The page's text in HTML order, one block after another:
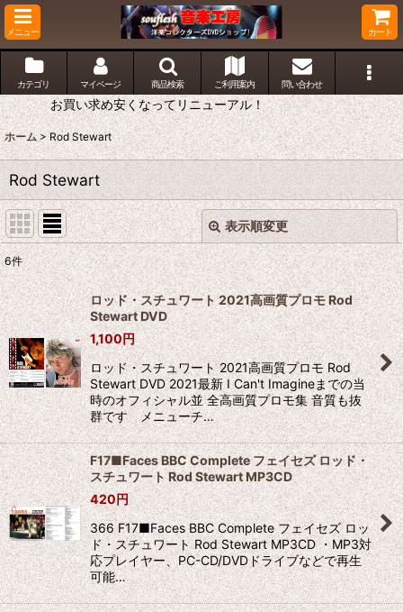
メニュー カート
カテゴリ マイページ 商品検索 ご利用案内 問い合わせ
お買い求め安くなってリニューアル！
ホーム > Rod Stewart
Rod Stewart
表示順変更
表示数:
並び順:
絞り込む
閉じる
6件
ロッド・スチュワート 2021高画質プロモ Rod
Stewart DVD
1,100円
ロッド・スチュワート 2021高画質プロモ Rod
Stewart DVD 2021最新 I Can't Imagineまでの当
時のオフィシャル並 全高画質プロモ集 音質も抜
群です メニューチ…
F17■Faces BBC Complete フェイセズ ロッド・
スチュワート Rod Stewart MP3CD
420円
366 F17■Faces BBC Complete フェイセズ ロッ
ド・スチュワート Rod Stewart MP3CD ・MP3対
応プレイヤー、PC-CD/DVDドライブなどで再生
可能…